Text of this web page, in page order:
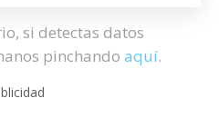
si detectas datos
pinchando aquí.